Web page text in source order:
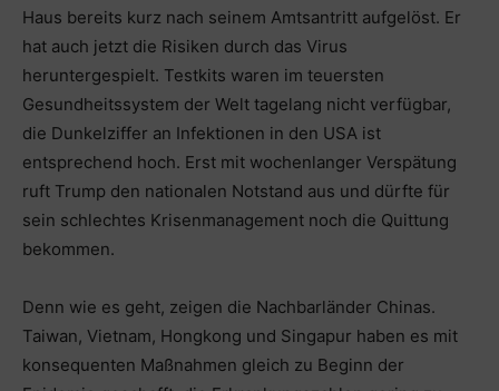
Haus bereits kurz nach seinem Amtsantritt aufgelöst. Er
hat auch jetzt die Risiken durch das Virus
heruntergespielt. Testkits waren im teuersten
Gesundheitssystem der Welt tagelang nicht verfügbar,
die Dunkelziffer an Infektionen in den USA ist
entsprechend hoch. Erst mit wochenlanger Verspätung
ruft Trump den nationalen Notstand aus und dürfte für
sein schlechtes Krisenmanagement noch die Quittung
bekommen.
Denn wie es geht, zeigen die Nachbarländer Chinas.
Taiwan, Vietnam, Hongkong und Singapur haben es mit
konsequenten Maßnahmen gleich zu Beginn der